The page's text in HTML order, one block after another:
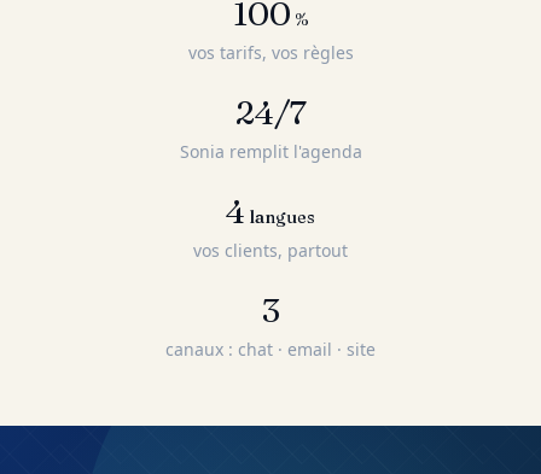
100 %
vos tarifs, vos règles
24/7
Sonia remplit l'agenda
4 langues
vos clients, partout
3
canaux : chat · email · site